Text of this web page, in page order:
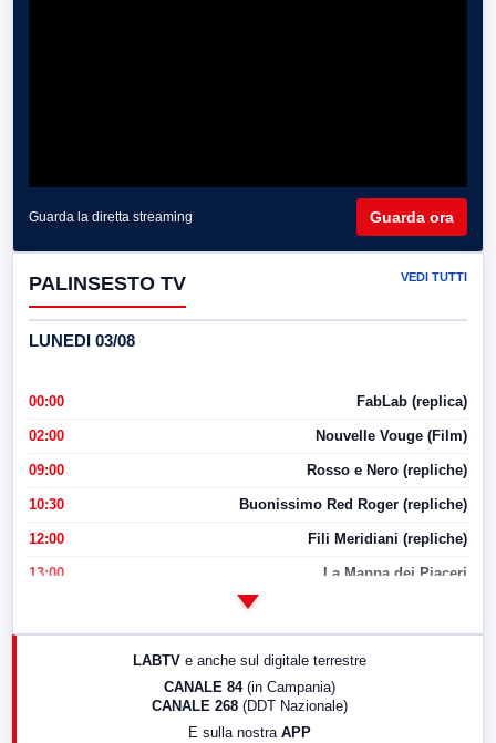
Guarda la diretta streaming Guarda ora
PALINSESTO TV VEDI TUTTI
LUNEDI 03/08
00:00 FabLab (replica)
02:00 Nouvelle Vouge (Film)
09:00 Rosso e Nero (repliche)
10:30 Buonissimo Red Roger (repliche)
12:00 Fili Meridiani (repliche)
13:00 La Mappa dei Piaceri
LABTV e anche sul digitale terrestre
CANALE 84 (in Campania)
CANALE 268 (DDT Nazionale)
E sulla nostra APP